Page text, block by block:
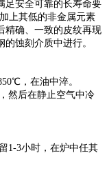
足安全可靠的长寿命要
上其低的非金属元素
精确、一致的皮纹再现
蚀刻介质中进行。
，在油中淬。
然后在静止空气中冷
1-3小时，在炉中任其